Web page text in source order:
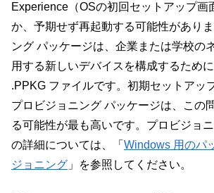
Experience（OSの初回セットアップ画
か、予期せず再起動する可能性があり
ング パッケージは、企業または学校の
用する新しいデバイスを構成するため
.PPKG ファイルです。初期セットアッ
プロビジョニング パッケージは、この
る可能性が最も高いです。プロビジョ
の詳細については、「 Windows 用のパ
ジョニング 」を参照してください。